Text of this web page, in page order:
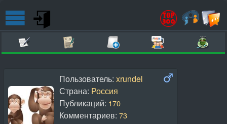
Пользователь: xrundel
Страна: Россия
Публикаций: 170
Комментариев: 73